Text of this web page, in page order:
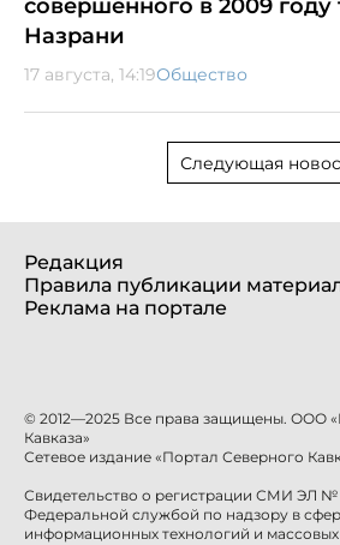
совершённого в 2009 году
Назрани
17 августа, 14:19Общество
Следующая
Редакция
Правила публикации
Реклама на портале
© 2012—2025 Все права защищены. ООО
Кавказа»
Сетевое издание «Портал Северного
Свидетельство о регистрации СМИ ЭЛ №
Федеральной службой по надзору в
информационных технологий и